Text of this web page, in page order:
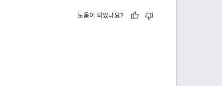
도움이 되었나요?